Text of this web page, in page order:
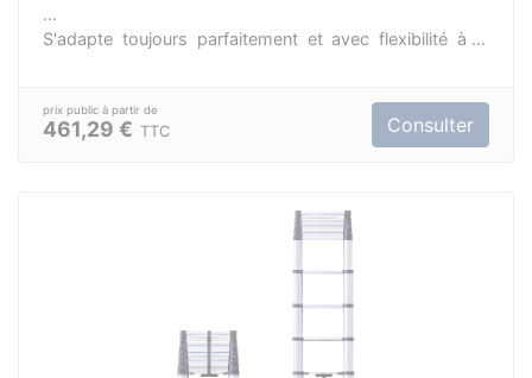
…
S'adapte toujours parfaitement et avec flexibilité à la
maxi de 25 cm.
4 pieds réglables.
461,29 € TTC Consulter